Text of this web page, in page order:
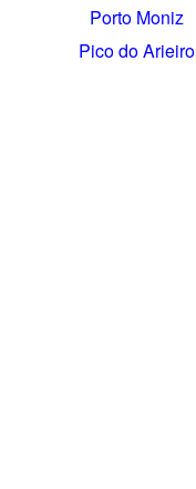
Porto Moniz
Pico do Arieiro